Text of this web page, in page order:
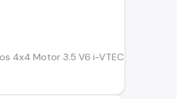
4x4 Motor 3.5 V6 i-VTEC / 280 HP